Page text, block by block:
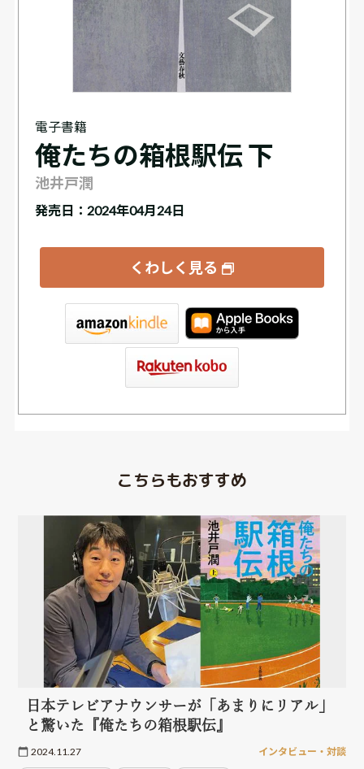
電子書籍
俺たちの箱根駅伝 下
池井戸潤
発売日：2024年04月24日
くわしく見る
こちらもおすすめ
日本テレビアナウンサーが「あまりにリアル」
と驚いた『俺たちの箱根駅伝』
2024.11.27 インタビュー・対談